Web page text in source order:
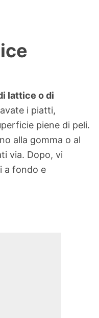
lattice o di
i piatti,
piene di peli.
alla gomma o al
via. Dopo, vi
a fondo e